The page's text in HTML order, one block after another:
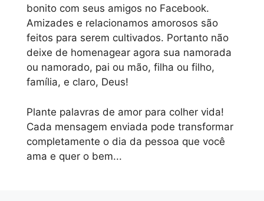
bonito com seus amigos no Facebook.
Amizades e relacionamos amorosos são
feitos para serem cultivados. Portanto não
deixe de homenagear agora sua namorada
ou namorado, pai ou mão, filha ou filho,
família, e claro, Deus!
Plante palavras de amor para colher vida!
Cada mensagem enviada pode transformar
completamente o dia da pessoa que você
ama e quer o bem...